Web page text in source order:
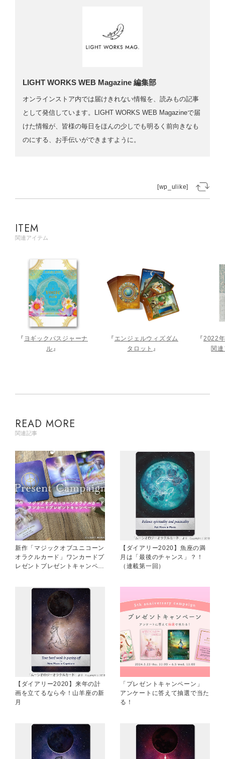
LIGHT WORKS WEB Magazine 編集部
オンラインストア内では届けきれない情報を、読みもの記事
として発信しています。LIGHT WORKS WEB Magazineで届
けた情報が、皆様の毎日をほんの少しでも明るく前向きなも
のにする、お手伝いができますように。
[wp_ulike]
ITEM
関連アイテム
『 ヨギックパスジャーナ
ル 』
『 エンジェルウィズダム
タロット 』
『 2022
関
READ MORE
関連記事
新作「マジックオブユニコーン
オラクルカード」ワンカードプ
レゼントプレゼントキャンペー
【ダイアリー2020】魚座の満
月は「最後のチャンス」？！
（連載第一回）
【ダイアリー2020】来年の計
画を立てるなら今！山羊座の新
月
「プレゼントキャンペーン」
アンケートに答えて抽選で当た
る！